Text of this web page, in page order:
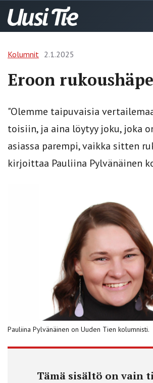
Kolumnit 2.1.2025
Eroon
"Olemme taipuvaisia
toisiin, ja aina löytyy joku, joka
asiassa parempi, vaikka sitten
kirjoittaa Pauliina Pylvänäinen
Pauliina Pylvänäinen on Uuden Tien kolumnisti.
Tämä sisältö on vain